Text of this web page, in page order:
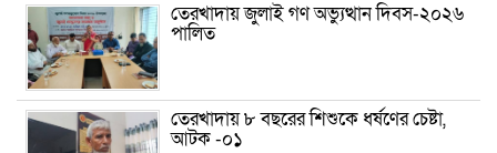
তেরখাদায় জুলাই গণ অভ্যুত্থান দিবস-২০২৬
পালিত
তেরখাদায় ৮ বছরের শিশুকে ধর্ষণের চেষ্টা,
আটক -০১